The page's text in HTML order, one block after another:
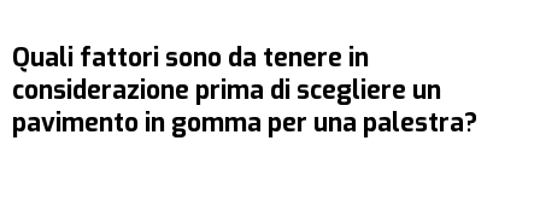
Quali fattori sono da tenere in
considerazione prima di scegliere un
pavimento in gomma per una palestra?